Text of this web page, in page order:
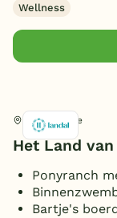
Wellness
Ees, Drenthe
Het Land
Ponyranch
Bartje's